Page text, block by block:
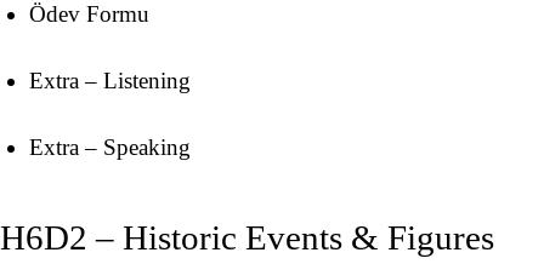
Ödev Formu
Extra – Listening
Extra – Speaking
H6D2 – Historic Events & Figures